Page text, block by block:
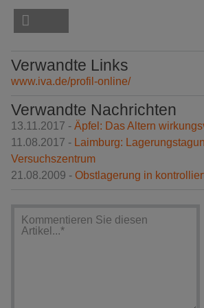
Verwandte Links
www.iva.de/profil-online/
Verwandte Nachrichten
13.11.2017 - Äpfel: Das Altern
11.08.2017 - Laimburg:
Versuchszentrum
21.08.2009 - Obstlagerung in